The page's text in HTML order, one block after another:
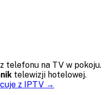
telefonu na TV w pokoju.
telewizji hotelowej.
z IPTV →